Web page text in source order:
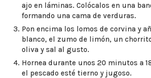
ajo en láminas. Colócalos en una
formando una cama de verduras.
Pon encima los lomos de corvina y
blanco, el zumo de limón, un
oliva y sal al gusto.
Hornea durante unos 20 minutos a
el pescado esté tierno y jugoso.